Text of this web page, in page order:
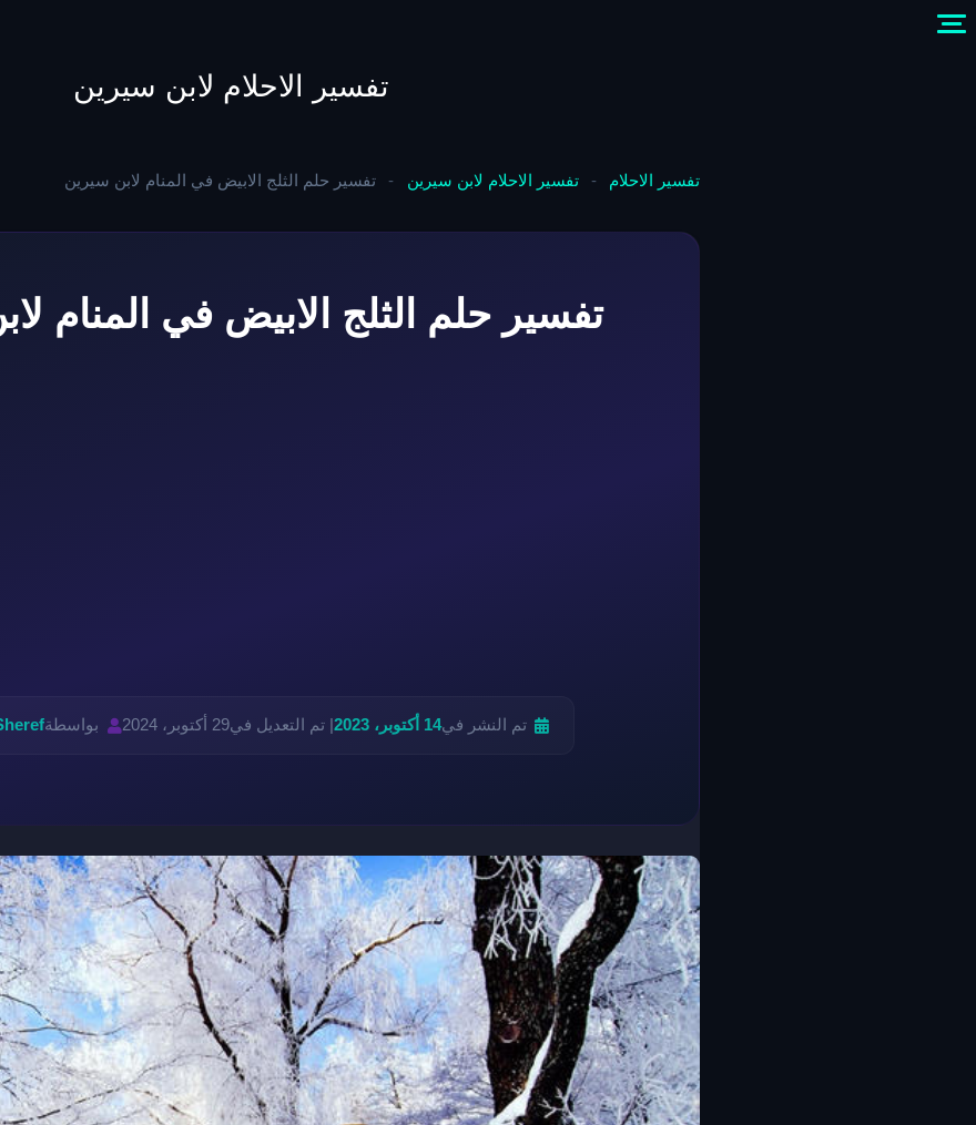
تفسير الاحلام لابن سيرين
تفسير الاحلام - تفسير الاحلام لابن سيرين - تفسير حلم الثلج الابيض في المنام لابن سيرين
تفسير حلم الثلج الابيض في المنام
تم النشر في14 أكتوبر، 2023 | تم التعديل في29 أكتوبر، 2024 بواسطة